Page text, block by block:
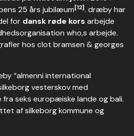
25 års jubilæum[12]. dræby har
for dansk røde kors arbejde
who,s arbejde.
hos clot bramsen & georges
“almenni international
vesterskov med
seks europæiske lande og bali.
af silkeborg kommune og